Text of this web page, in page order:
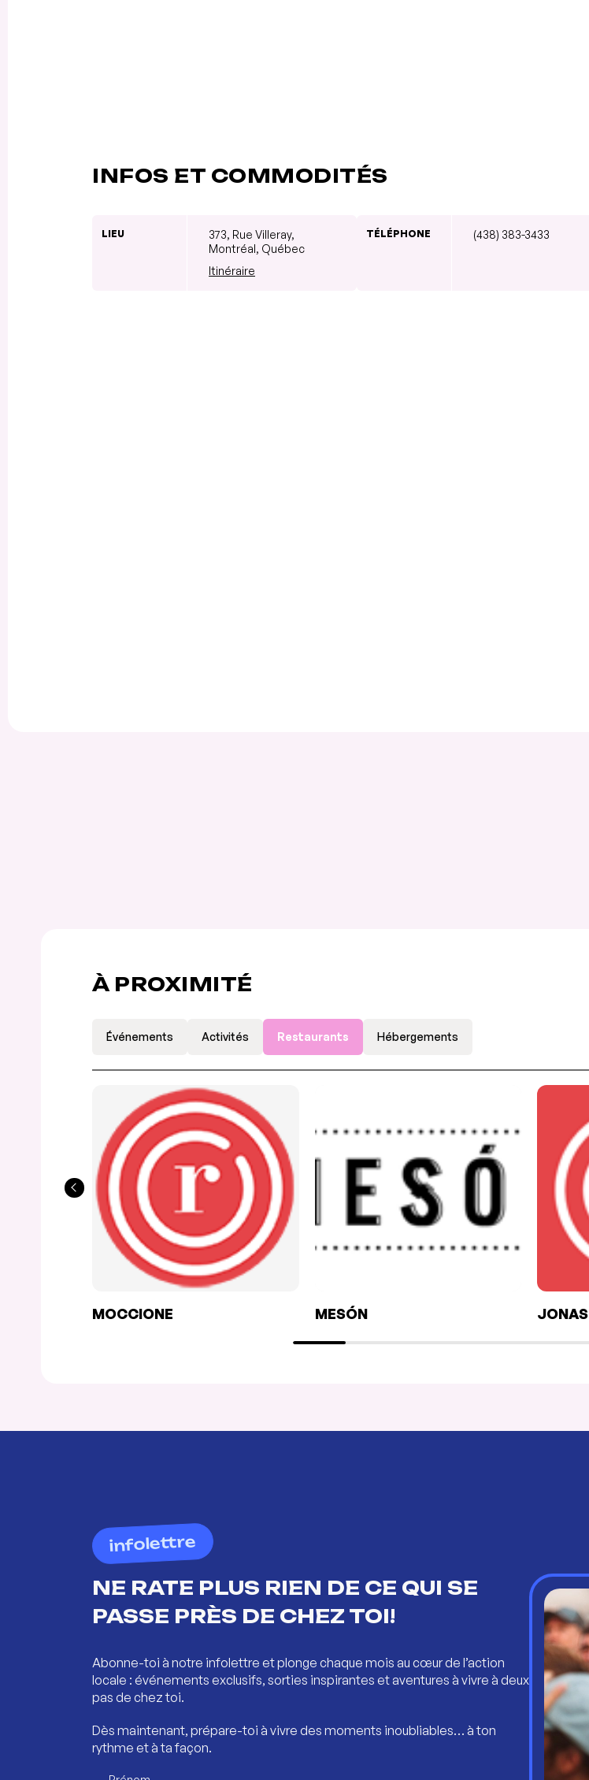
INFOS ET COMMODITÉS
LIEU
373, Rue Villeray,
Montréal, Québec
Itinéraire
TÉLÉPHONE (438) 383-3433
À PROXIMITÉ
Événements Activités Restaurants Hébergements
MOCCIONE MESÓN JONAS
infolettre
NE RATE PLUS RIEN DE CE QUI SE
PASSE PRÈS DE CHEZ TOI!
Abonne-toi à notre infolettre et plonge chaque mois au cœur de l’action
locale : événements exclusifs, sorties inspirantes et aventures à vivre à deux
pas de chez toi.
Dès maintenant, prépare-toi à vivre des moments inoubliables… à ton
rythme et à ta façon.